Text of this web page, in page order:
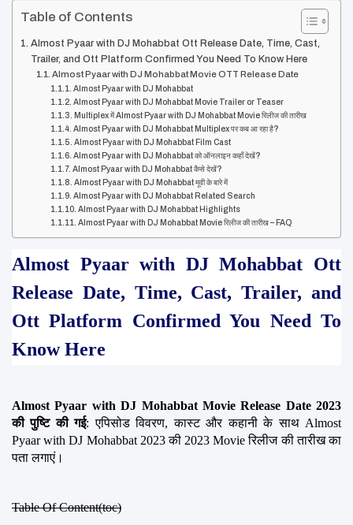
Table of Contents
Almost Pyaar with DJ Mohabbat Ott Release Date, Time, Cast,
Trailer, and Ott Platform Confirmed You Need To Know Here
Almost Pyaar with DJ Mohabbat Movie OTT Release Date
Almost Pyaar with DJ Mohabbat
Almost Pyaar with DJ Mohabbat Movie Trailer or Teaser
Multiplex में Almost Pyaar with DJ Mohabbat Movie रिलीज की तारीख
Almost Pyaar with DJ Mohabbat Multiplex पर कब आ रहा है?
Almost Pyaar with DJ Mohabbat Film Cast
Almost Pyaar with DJ Mohabbat को ऑनलाइन कहाँ देखें?
Almost Pyaar with DJ Mohabbat कैसे देखें?
Almost Pyaar with DJ Mohabbat मूवी के बारे में
Almost Pyaar with DJ Mohabbat Related Search
Almost Pyaar with DJ Mohabbat Highlights
Almost Pyaar with DJ Mohabbat Movie रिलीज की तारीख – FAQ
Almost Pyaar with DJ Mohabbat Ott
Release Date, Time, Cast, Trailer, and
Ott Platform Confirmed You Need To
Know Here
Almost Pyaar with DJ Mohabbat Movie Release Date 2023
की पुष्टि की गई: एपिसोड विवरण, कास्ट और कहानी के साथ Almost
Pyaar with DJ Mohabbat 2023 की 2023 Movie रिलीज की तारीख का
पता लगाएं।
Table Of Content(toc)